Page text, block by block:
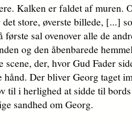
Kalken er faldet af muren.
store, øverste billede, [...]
første sal ovenover alle de
og den åbenbarede
scene, der, hvor Gud Fader
hånd. Der bliver Georg taget
til i herlighed at sidde til
sandhed om Georg.